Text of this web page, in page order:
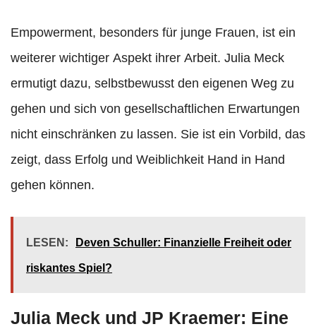
Empowerment, besonders für junge Frauen, ist ein
weiterer wichtiger Aspekt ihrer Arbeit. Julia Meck
ermutigt dazu, selbstbewusst den eigenen Weg zu
gehen und sich von gesellschaftlichen Erwartungen
nicht einschränken zu lassen. Sie ist ein Vorbild, das
zeigt, dass Erfolg und Weiblichkeit Hand in Hand
gehen können.
LESEN: Deven Schuller: Finanzielle Freiheit oder
riskantes Spiel?
Julia Meck und JP Kraemer: Eine